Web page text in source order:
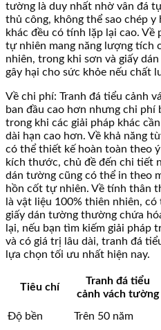
tường là duy nhất nhờ vân đá
thủ công, không thể sao chép
khác đều có tính lặp lại cao.
tự nhiên mang năng lượng tích
nhiên, trong khi sơn và giấy
gây hại cho sức khỏe nếu chất
Về chi phí: Tranh đá tiểu cảnh
ban đầu cao hơn nhưng chi phí
trong khi các giải pháp khác
dài hạn cao hơn. Về khả năng
có thể thiết kế hoàn toàn theo
kích thước, chủ đề đến chi tiết
dán tường cũng có thể in theo
hồn cốt tự nhiên. Về tính thân
là vật liệu 100% thiên nhiên,
giấy dán tường thường chứa
lại, nếu bạn tìm kiếm giải pháp
và có giá trị lâu dài, tranh đá
lựa chọn tối ưu nhất hiện nay.
Tiêu chí
Tranh đá tiểu
cảnh vách tường
Độ bền
Trên 50 năm